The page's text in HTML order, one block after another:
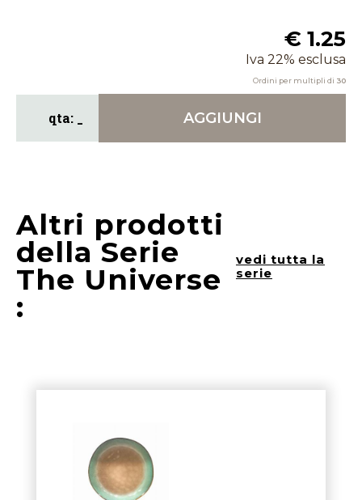
€ 1.25
Iva 22% esclusa
Ordini per multipli di 30
AGGIUNGI
Altri prodotti
della Serie
The Universe
:
vedi tutta la
serie